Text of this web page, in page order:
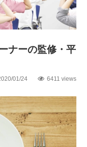
ナーの監修・平
01/24 6411 views